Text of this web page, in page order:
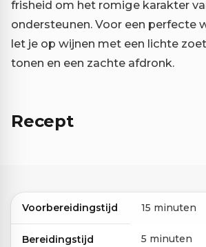
frisheid om het romige karakter
ondersteunen. Voor een perfecte
let je op wijnen met een lichte
tonen en een zachte afdronk.
Recept
Voorbereidingstijd 15 minuten
Bereidingstijd 5 minuten